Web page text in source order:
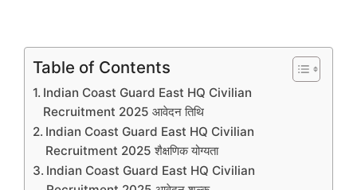
Table of Contents
Indian Coast Guard East HQ Civilian
Recruitment 2025 आवेदन तिथि
Indian Coast Guard East HQ Civilian
Recruitment 2025 शैक्षणिक योग्यता
Indian Coast Guard East HQ Civilian